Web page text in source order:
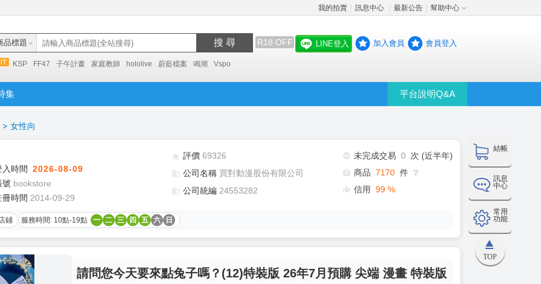
我的拍賣 訊息中心 最新公告 幫助中心
品標題 搜 尋 R18 OFF
KSP FF47 子午計畫 家庭教師 hololive 蔚藍檔案 鳴潮 Vspo
LINE登入 加入會員 會員登入
集 平台說明Q&A
結帳
訊息
中心
常用
功能
TOP
> 女性向
入時間 2026-08-09
號 bookstore
時間 2014-09-29
評價 69326
公司名稱 買對動漫股份有限公司
公司統編 24553282
未完成交易 0
次 (近半年)
商品 7170 件 ❔
信用 99 %
鋪 服務時間: 10點-19點 一 二 三 四 五 六 日
請問您今天要來點兔子嗎？(12)特裝版 26年7月預購 尖端 漫畫 特裝版